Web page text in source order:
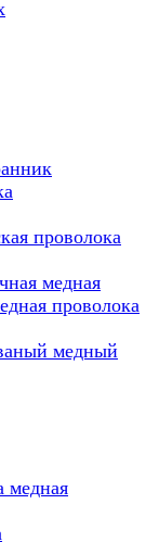
проволока
медная
проволока
медный
медная